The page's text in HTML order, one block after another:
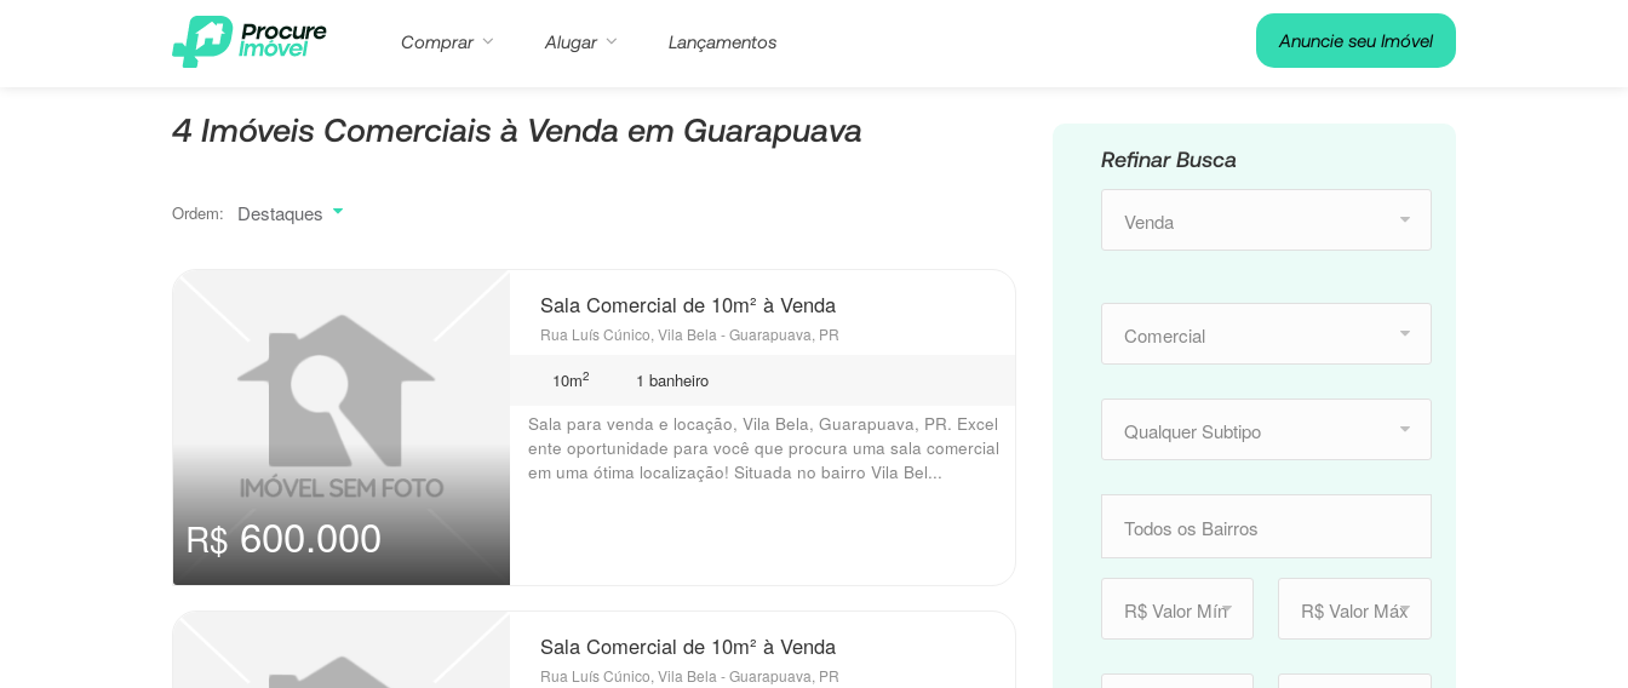
Comprar Alugar Lançamentos Anuncie seu Imóvel
4 Imóveis Comerciais à Venda em Guarapuava
Ordem: Destaques
R$600.000
Sala Comercial de 10m² à Venda
Rua Luís Cúnico, Vila Bela - Guarapuava, PR
10m2
1 banheiro
Sala para venda e locação, Vila Bela, Guarapuava, PR. Excel
ente oportunidade para você que procura uma sala comercial
em uma ótima localização! Situada no bairro Vila Bel...
Sala Comercial de 10m² à Venda
Rua Luís Cúnico, Vila Bela - Guarapuava, PR
Refinar Busca
Venda
Comercial
Qualquer Subtipo
R$ Valor Mín R$ Valor Máx